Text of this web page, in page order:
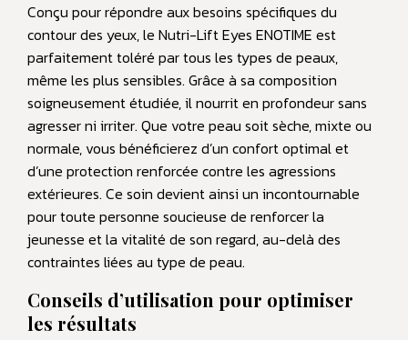
Conçu pour répondre aux besoins spécifiques du
contour des yeux, le Nutri-Lift Eyes ENOTIME est
parfaitement toléré par tous les types de peaux,
même les plus sensibles. Grâce à sa composition
soigneusement étudiée, il nourrit en profondeur sans
agresser ni irriter. Que votre peau soit sèche, mixte ou
normale, vous bénéficierez d’un confort optimal et
d’une protection renforcée contre les agressions
extérieures. Ce soin devient ainsi un incontournable
pour toute personne soucieuse de renforcer la
jeunesse et la vitalité de son regard, au-delà des
contraintes liées au type de peau.
Conseils d’utilisation pour optimiser
les résultats